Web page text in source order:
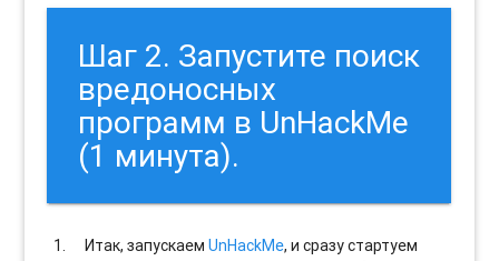
Шаг 2. Запустите поиск
вредоносных
программ в UnHackMe
(1 минута).
Итак, запускаемUnHackMe, и сразу стартуем